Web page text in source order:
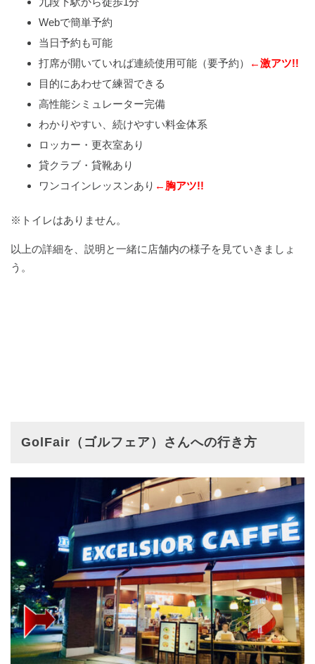
Webで簡単予約
当日予約も可能
打席が開いていれば連続使用可能（要予約）
←激アツ!!
目的にあわせて練習できる
高性能シミュレーター完備
わかりやすい、続けやすい料金体系
ロッカー・更衣室あり
貸クラブ・貸靴あり
ワンコインレッスンあり ←胸アツ!!
※トイレはありません。
以上の詳細を、説明と一緒に店舗内の様子を見ていきましょ
う。
GolFair（ゴルフェア）さんへの行き方